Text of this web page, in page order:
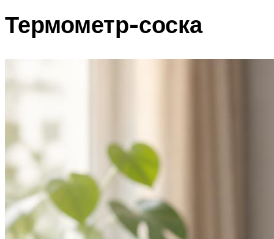
Термометр-соска